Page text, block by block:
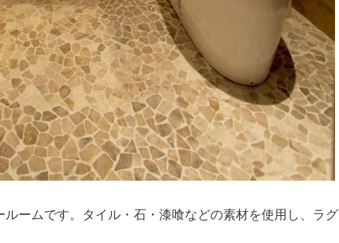
ームです。タイル・石・漆喰などの素材を使用し、ラグ